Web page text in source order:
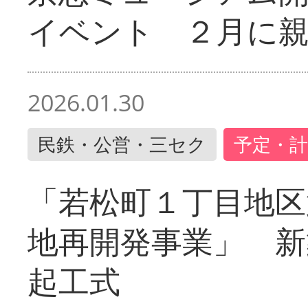
イベント ２月に
2026.01.30
民鉄・公営・三セク 予定・
「若松町１丁目地
地再開発事業」
起工式